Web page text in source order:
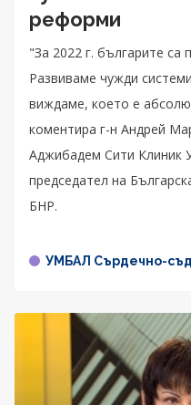
реформи
"За 2022 г. българите са
Развиваме чужди
виждаме, което е
коментира г-н Андрей
Аджибадем Сити Клиник
председател на
БНР.
УМБАЛ Сърдечно-